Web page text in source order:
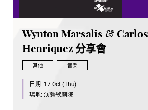
Wynton Marsalis & Carlos
Henriquez 分享會
其他 音樂
日期: 17 Oct (Thu)
場地: 演藝歌劇院